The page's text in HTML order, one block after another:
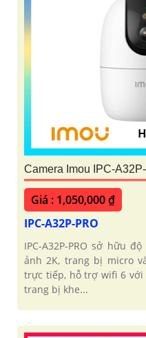
Camera Imou IPC-
Giá : 1,050,000 ₫
IPC-A32P-PRO
IPC-A32P-PRO sở hữu
ảnh 2K, trang bị micro
trực tiếp, hỗ trợ wifi 6 với
trang bị khe...